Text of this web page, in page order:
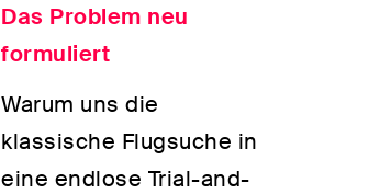
Das Problem neu
formuliert
Warum uns die
klassische Flugsuche in
eine endlose Trial-and-